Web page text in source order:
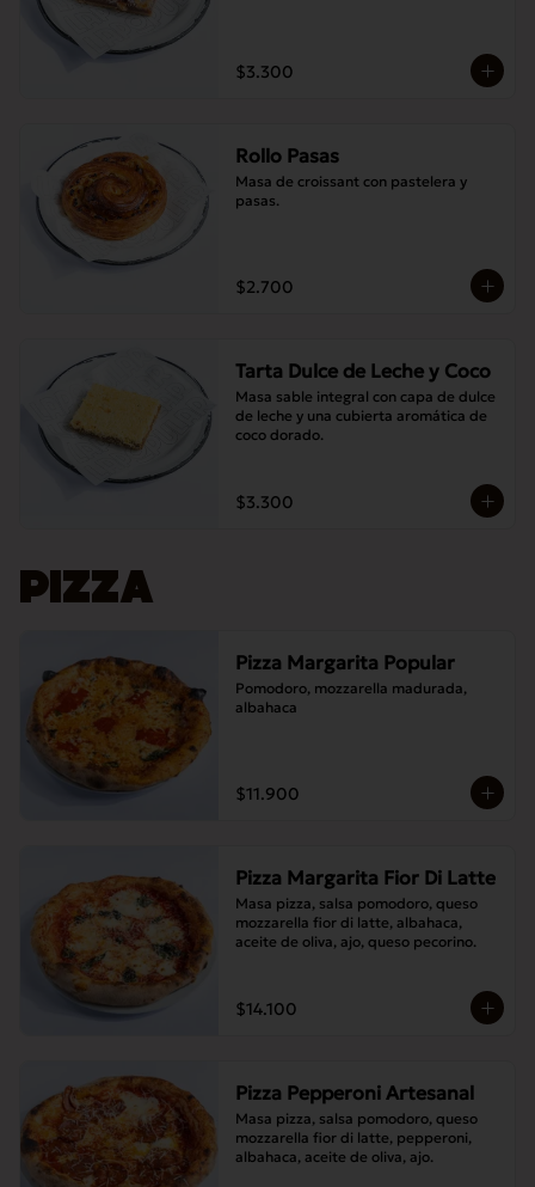
$3.300
Rollo Pasas
Masa de croissant con pastelera y
pasas.
$2.700
Tarta Dulce de Leche y Coco
Masa sable integral con capa de dulce
de leche y una cubierta aromática de
coco dorado.
$3.300
PIZZA
Pizza Margarita Popular
Pomodoro, mozzarella madurada,
albahaca
$11.900
Pizza Margarita Fior Di Latte
Masa pizza, salsa pomodoro, queso
mozzarella fior di latte, albahaca,
aceite de oliva, ajo, queso pecorino.
$14.100
Pizza Pepperoni Artesanal
Masa pizza, salsa pomodoro, queso
mozzarella fior di latte, pepperoni,
albahaca, aceite de oliva, ajo.